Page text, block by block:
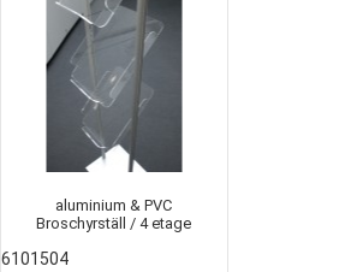
aluminium & PVC
Broschyrställ / 4 etage
6101504